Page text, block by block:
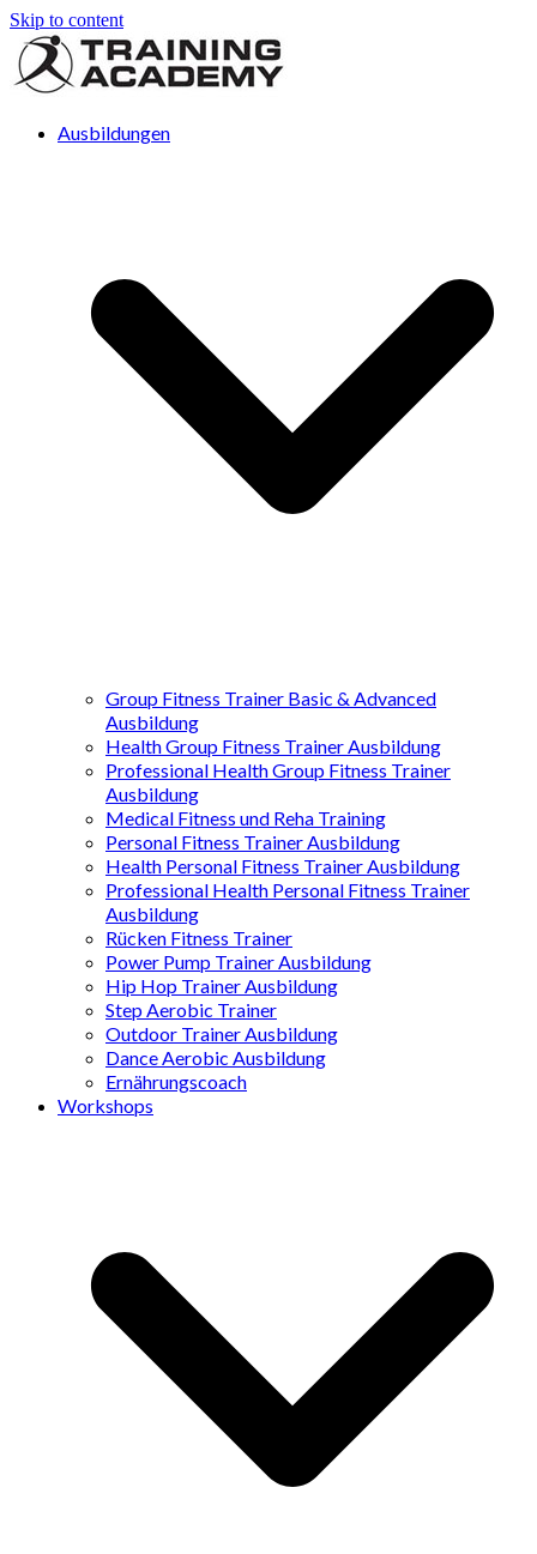
Skip to content
Ausbildungen
Group Fitness Trainer Basic & Advanced
Ausbildung
Health Group Fitness Trainer Ausbildung
Professional Health Group Fitness Trainer
Ausbildung
Medical Fitness und Reha Training
Personal Fitness Trainer Ausbildung
Health Personal Fitness Trainer Ausbildung
Professional Health Personal Fitness Trainer
Ausbildung
Rücken Fitness Trainer
Power Pump Trainer Ausbildung
Hip Hop Trainer Ausbildung
Step Aerobic Trainer
Outdoor Trainer Ausbildung
Dance Aerobic Ausbildung
Ernährungscoach
Workshops